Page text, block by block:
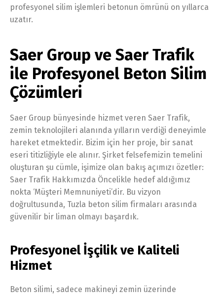
profesyonel silim işlemleri betonun ömrünü on yıllarca
uzatır.
Saer Group ve Saer Trafik
ile Profesyonel Beton Silim
Çözümleri
Saer Group bünyesinde hizmet veren Saer Trafik,
zemin teknolojileri alanında yılların verdiği deneyimle
hareket etmektedir. Bizim için her proje, bir sanat
eseri titizliğiyle ele alınır. Şirket felsefemizin temelini
oluşturan şu cümle, işimize olan bakış açımızı özetler:
Saer Trafik Hakkımızda Öncelikle hedef aldığımız
nokta ‘Müşteri Memnuniyeti’dir. Bu vizyon
doğrultusunda, Tuzla beton silim firmaları arasında
güvenilir bir liman olmayı başardık.
Profesyonel İşçilik ve Kaliteli
Hizmet
Beton silimi, sadece makineyi zemin üzerinde